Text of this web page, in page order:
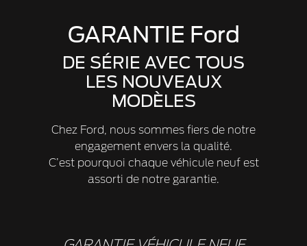
GARANTIE Ford
DE SÉRIE AVEC TOUS
LES NOUVEAUX
MODÈLES
Chez Ford, nous sommes fiers de notre
engagement envers la qualité.
C’est pourquoi chaque véhicule neuf est
assorti de notre garantie.